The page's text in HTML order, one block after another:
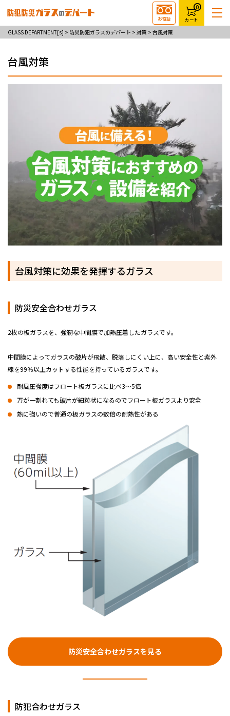
お電話 カート
0
GLASS DEPARTMENT[s] > 防災防犯ガラスのデパート > 対策 > 台風対策
台風対策
台風対策に効果を発揮するガラス
防災安全合わせガラス
2枚の板ガラスを、強靭な中間膜で加熱圧着したガラスです。
中間膜によってガラスの破片が飛散、脱落しにくい上に、高い安全性と紫外
線を99％以上カットする性能を持っているガラスです。
耐風圧強度はフロート板ガラスに比べ3～5倍
万が一割れても破片が細粒状になるのでフロート板ガラスより安全
熱に強いので普通の板ガラスの数倍の耐熱性がある
防災安全合わせガラスを見る
防犯合わせガラス